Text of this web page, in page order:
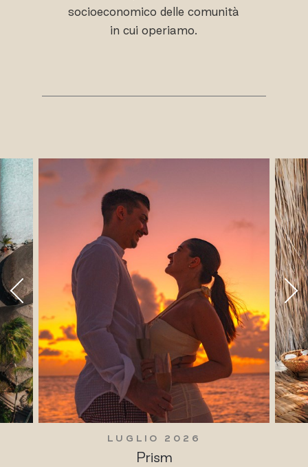
socioeconomico delle comunità
in cui operiamo.
LUGLIO 2026
Prism